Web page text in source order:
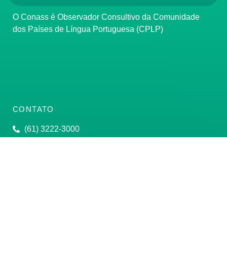
O Conass é Observador Consultivo da Comunidade
dos Países de Língua Portuguesa (CPLP)
CONTATO
(61) 3222-3000